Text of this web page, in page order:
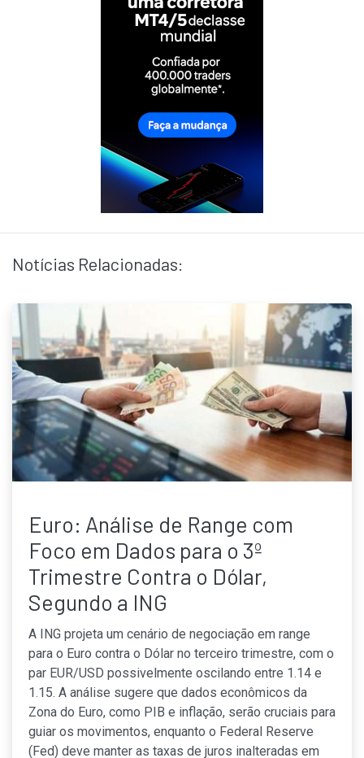
Notícias Relacionadas:
Euro: Análise de Range com
Foco em Dados para o 3º
Trimestre Contra o Dólar,
Segundo a ING
A ING projeta um cenário de negociação em range
para o Euro contra o Dólar no terceiro trimestre, com o
par EUR/USD possivelmente oscilando entre 1.14 e
1.15. A análise sugere que dados econômicos da
Zona do Euro, como PIB e inflação, serão cruciais para
guiar os movimentos, enquanto o Federal Reserve
(Fed) deve manter as taxas de juros inalteradas em